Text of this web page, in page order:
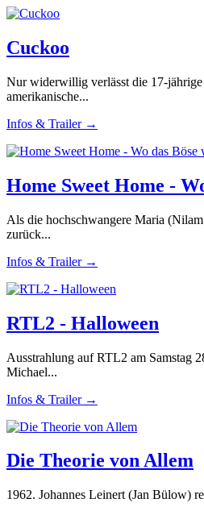
Cuckoo
Nur widerwillig verlässt die 17-
amerikanische...
Infos & Trailer →
Home Sweet Home -
Als die hochschwangere Maria
zurück...
Infos & Trailer →
RTL2 - Halloween
Ausstrahlung auf RTL2 am Samstag
Michael...
Infos & Trailer →
Die Theorie von Allem
1962. Johannes Leinert (Jan Bülow)